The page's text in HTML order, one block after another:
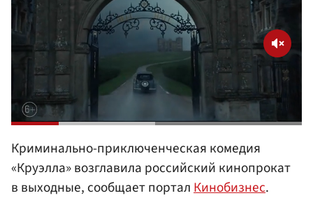
Криминально-приключенческая комедия
«Круэлла» возглавила российский кинопрокат
в выходные, сообщает порталКинобизнес.